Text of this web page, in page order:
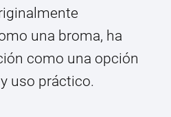
una broma, ha
como una opción
uso práctico.